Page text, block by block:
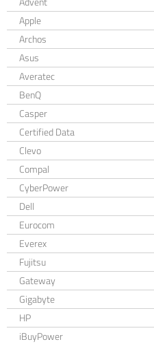
Apple
Archos
Asus
Averatec
BenQ
Casper
Certified Data
Clevo
Compal
CyberPower
Dell
Eurocom
Everex
Fujitsu
Gateway
Gigabyte
HP
iBuyPower